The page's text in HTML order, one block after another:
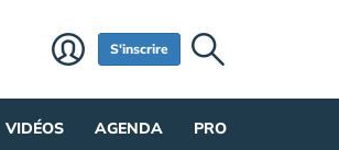
S'inscrire
VIDÉOS AGENDA PRO